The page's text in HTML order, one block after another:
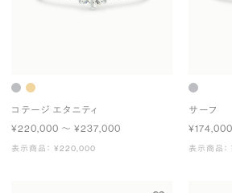
コテージ エタニティ
¥220,000 〜 ¥237,000
表示商品： ¥220,000
サーフ
表示商品